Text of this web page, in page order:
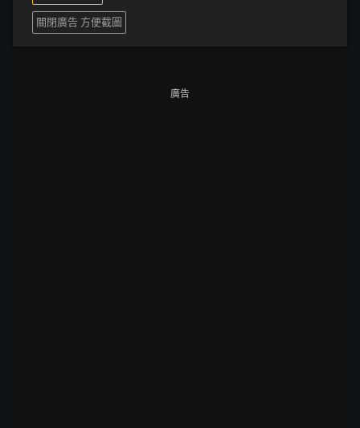
關閉廣告 方便截圖
廣告